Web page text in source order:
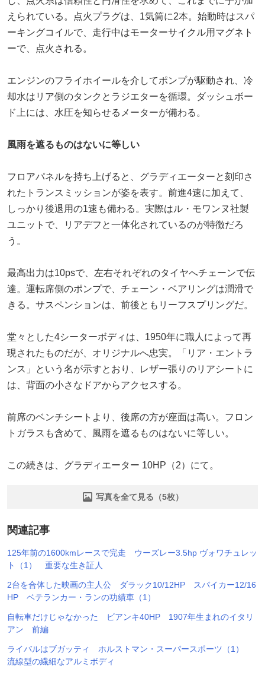
えられている。点火プラグは、1気筒に2本。始動時はスパ
ーキングコイルで、走行中はモーターサイクル用マグネト
ーで、点火される。
エンジンのフライホイールを介してポンプが駆動され、冷
却水はリア側のタンクとラジエターを循環。ダッシュボー
ド上には、水圧を知らせるメーターが備わる。
風雨を遮るものはないに等しい
フロアパネルを持ち上げると、グラディエーターと刻印さ
れたトランスミッションが姿を表す。前進4速に加えて、
しっかり後退用の1速も備わる。実際はル・モワンヌ社製
ユニットで、リアデフと一体化されているのが特徴だろ
う。
最高出力は10psで、左右それぞれのタイヤへチェーンで伝
達。運転席側のポンプで、チェーン・ベアリングは潤滑で
きる。サスペンションは、前後ともリーフスプリングだ。
堂々とした4シーターボディは、1950年に職人によって再
現されたものだが、オリジナルへ忠実。「リア・エントラ
ンス」という名が示すとおり、レザー張りのリアシートに
は、背面の小さなドアからアクセスする。
前席のベンチシートより、後席の方が座面は高い。フロン
トガラスも含めて、風雨を遮るものはないに等しい。
この続きは、グラディエーター 10HP（2）にて。
写真を全て見る（5枚）
関連記事
125年前の1600kmレースで完走 ウーズレー3.5hp ヴォワチュレッ
ト（1） 重要な生き証人
2台を合体した映画の主人公 ダラック10/12HP スパイカー12/16
HP ベテランカー・ランの功績車（1）
自転車だけじゃなかった ビアンキ40HP 1907年生まれのイタリ
アン 前編
ライバルはブガッティ ホルストマン・スーパースポーツ（1）
流線型の繊細なアルミボディ